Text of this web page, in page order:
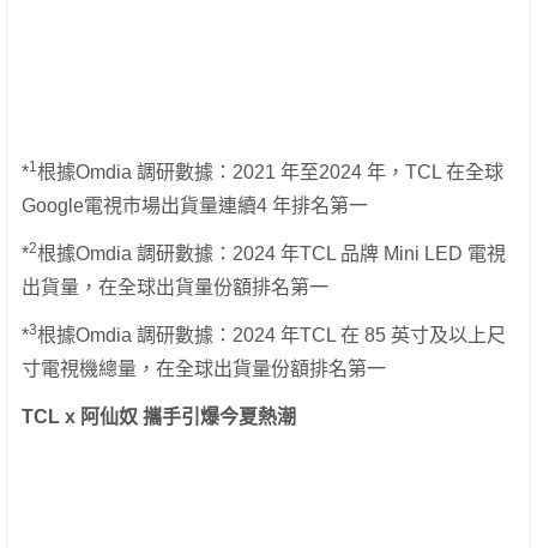
*1 根據Omdia 調研數據：2021 年至2024 年，TCL 在全球
Google電視市場出貨量連續4 年排名第一
*2根據Omdia 調研數據：2024 年TCL 品牌 Mini LED 電視
出貨量，在全球出貨量份額排名第一
*3根據Omdia 調研數據：2024 年TCL 在 85 英寸及以上尺
寸電視機總量，在全球出貨量份額排名第一
TCL x 阿仙奴 攜手引爆今夏熱潮